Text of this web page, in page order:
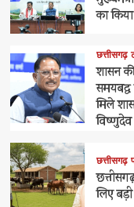
का
छत्तीसगढ़
शासन
समयबद्ध
मिले
छत्तीसगढ़
लिए